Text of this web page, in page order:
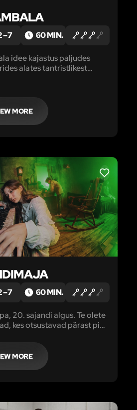
– 7 60 MIN.
idee kajastus paljudes
alates tantristlikest
MORE
LIKE
– 7 60 MIN.
20. sajandi algus. Te olete
kes otsustavad pärast pidu
usuvad, et seal elab
Andersonide pere ja isegi
detektiiv kadusid
MORE